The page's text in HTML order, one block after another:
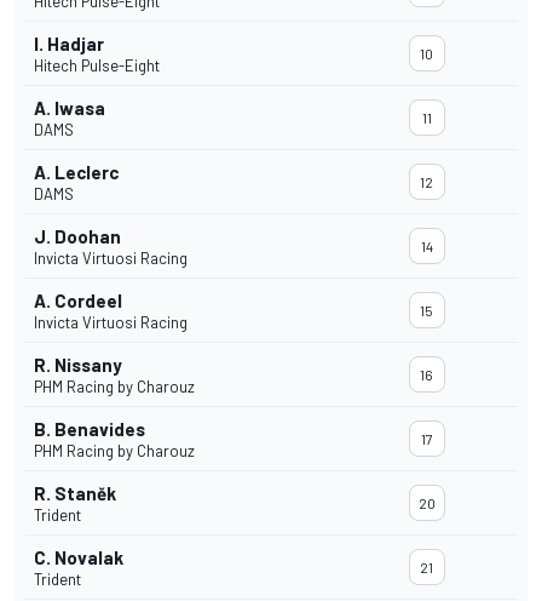
I. Hadjar
Hitech Pulse-Eight
10
A. Iwasa
DAMS
11
A. Leclerc
DAMS
12
J. Doohan
Invicta Virtuosi Racing
14
A. Cordeel
Invicta Virtuosi Racing
15
R. Nissany
PHM Racing by Charouz
16
B. Benavides
PHM Racing by Charouz
17
R. Staněk
Trident
20
C. Novalak
Trident
21